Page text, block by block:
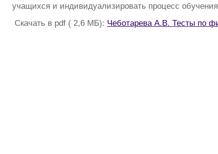
учащихся и индивидуализировать процесс
Скачать в pdf ( 2,6 МБ): Чеботарева А.В. Тесты по